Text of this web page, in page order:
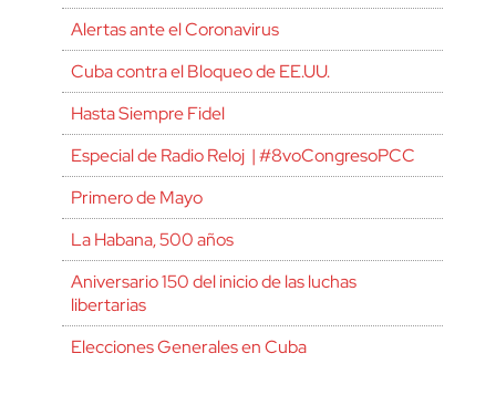
Alertas ante el Coronavirus
Cuba contra el Bloqueo de EE.UU.
Hasta Siempre Fidel
Especial de Radio Reloj | #8voCongresoPCC
Primero de Mayo
La Habana, 500 años
Aniversario 150 del inicio de las luchas
libertarias
Elecciones Generales en Cuba